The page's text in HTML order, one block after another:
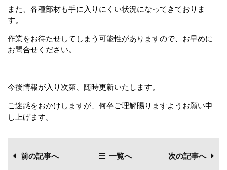
また、各種部材も手に入りにくい状況になってきておりま
す。
作業をお待たせしてしまう可能性がありますので、お早めに
お問合せください。
今後情報が入り次第、随時更新いたします。
ご迷惑をおかけしますが、何卒ご理解賜りますようお願い申
し上げます。
前の記事へ 一覧へ 次の記事へ